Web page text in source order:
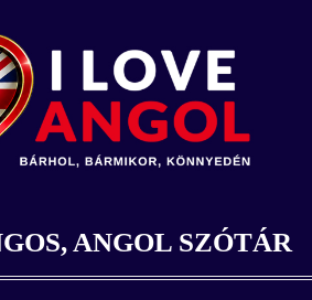
ANGOL SZÓTÁR